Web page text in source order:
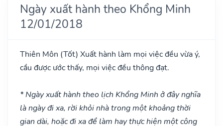
Ngày xuất hành theo Khổng Minh
12/01/2018
Thiên Môn (Tốt) Xuất hành làm mọi việc đều vừa ý,
cầu được ước thấy, mọi việc đều thông đạt.
* Ngày xuất hành theo lịch Khổng Minh ở đây nghĩa
là ngày đi xa, rời khỏi nhà trong một khoảng thời
gian dài, hoặc đi xa để làm hay thực hiện một công